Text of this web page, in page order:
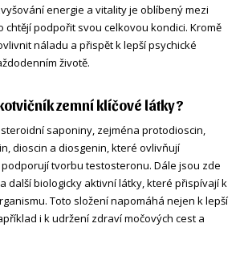
energie a vitality je oblíbený mezi
chtějí podpořit svou celkovou kondici. Kromě
náladu a přispět k lepší psychické
životě.
zemní klíčové látky?
saponiny, zejména protodioscin,
dioscin a diosgenin, které ovlivňují
tvorbu testosteronu. Dále jsou zde
další biologicky aktivní látky, které přispívají k
Toto složení napomáhá nejen k lepší
i k udržení zdraví močových cest a